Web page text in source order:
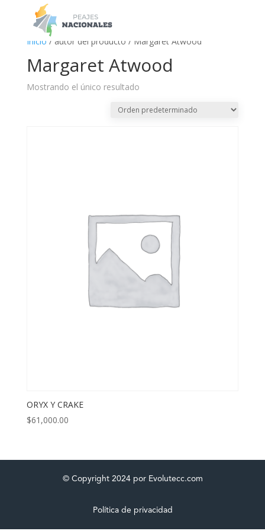
Inicio / autor del producto / Margaret Atwood
Margaret Atwood
Mostrando el único resultado
ORYX Y CRAKE
$61,000.00
© Copyright 2024 por Evolutecc.com
Política de privacidad